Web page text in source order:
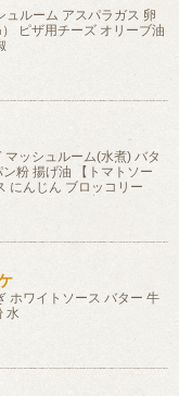
ュルーム アスパラガス 卵
ピザ用チーズ オリーブ油
ッシュルーム(水煮) バタ
粉 揚げ油 【トマトソー
にんじん ブロッコリー
ホワイトソース バター 牛
水